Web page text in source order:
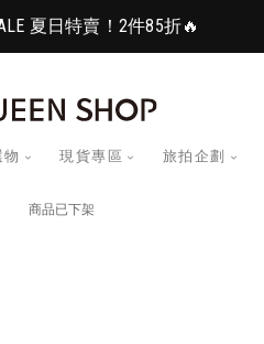
夏日特賣！2件85折🔥
現貨專區 旅拍企劃
商品已下架